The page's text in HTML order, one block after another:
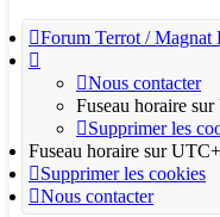
Forum Terrot / Magnat
Nous contacter
Fuseau horaire sur
Supprimer les
Fuseau horaire sur
Supprimer les cookies
Nous contacter